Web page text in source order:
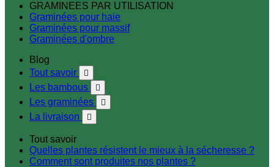
GRAMINEES PAR UTILISATION
Graminées pour haie
Graminées pour massif
Graminées d'ombre
Blog
Tout savoir

Les bambous 
Les graminées 
La livraison 
Tout savoir
Quelles plantes résistent le mieux à la sécheresse ?
Comment sont produites nos plantes ?